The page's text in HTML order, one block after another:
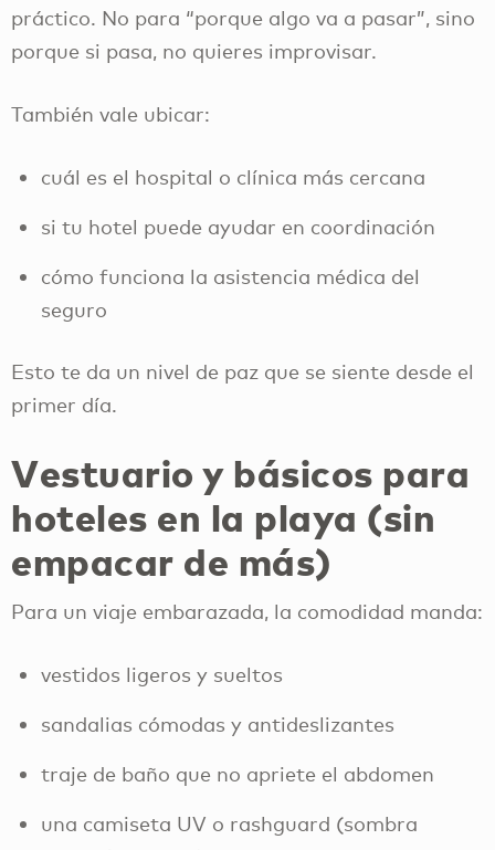
práctico. No para “porque algo va a pasar”, sino
porque si pasa, no quieres improvisar.
También vale ubicar:
cuál es el hospital o clínica más cercana
si tu hotel puede ayudar en coordinación
cómo funciona la asistencia médica del
seguro
Esto te da un nivel de paz que se siente desde el
primer día.
Vestuario y básicos para
hoteles en la playa (sin
empacar de más)
Para un viaje embarazada, la comodidad manda:
vestidos ligeros y sueltos
sandalias cómodas y antideslizantes
traje de baño que no apriete el abdomen
una camiseta UV o rashguard (sombra